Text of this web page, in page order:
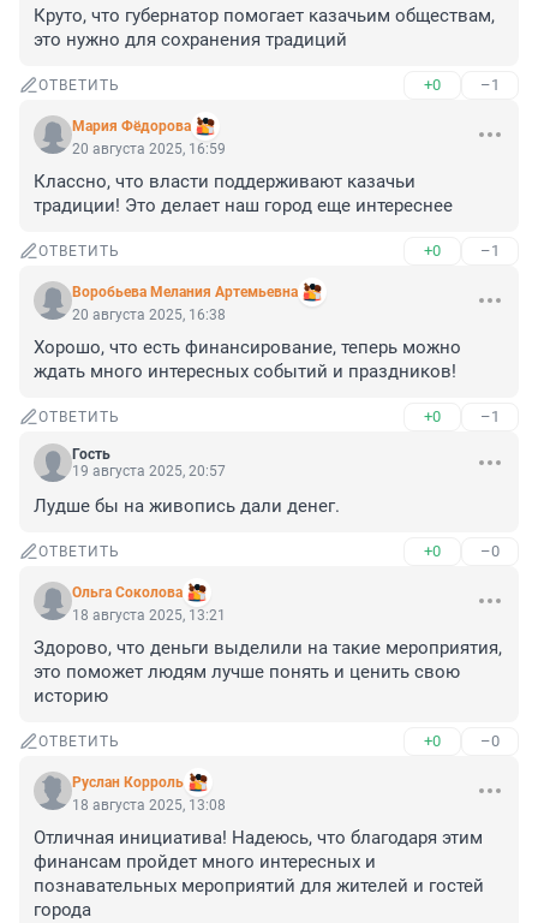
Круто, что губернатор помогает казачьим обществам,
это нужно для сохранения традиций
ОТВЕТИТЬ +0 –1
Мария Фёдорова
20 августа 2025, 16:59
Классно, что власти поддерживают казачьи
традиции! Это делает наш город еще интереснее
ОТВЕТИТЬ +0 –1
Воробьева Мелания Артемьевна
20 августа 2025, 16:38
Хорошо, что есть финансирование, теперь можно
ждать много интересных событий и праздников!
ОТВЕТИТЬ +0 –1
Гость
19 августа 2025, 20:57
Лудше бы на живопись дали денег.
ОТВЕТИТЬ +0 –0
Ольга Соколова
18 августа 2025, 13:21
Здорово, что деньги выделили на такие мероприятия,
это поможет людям лучше понять и ценить свою
историю
ОТВЕТИТЬ +0 –0
Руслан Корроль
18 августа 2025, 13:08
Отличная инициатива! Надеюсь, что благодаря этим
финансам пройдет много интересных и
познавательных мероприятий для жителей и гостей
города